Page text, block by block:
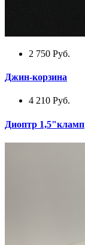
2 750 Руб.
Джин-корзина
4 210 Руб.
Диоптр 1,5"кламп